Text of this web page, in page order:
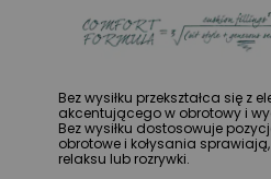
Bez wysiłku przekształca się z
akcentującego w obrotowy i
Bez wysiłku dostosowuje
obrotowe i kołysania
relaksu lub rozrywki.